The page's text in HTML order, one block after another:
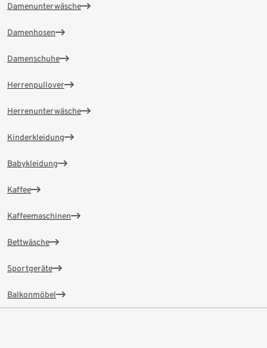
Damenunterwäsche
Damenhosen
Damenschuhe
Herrenpullover
Herrenunterwäsche
Kinderkleidung
Babykleidung
Kaffee
Kaffeemaschinen
Bettwäsche
Sportgeräte
Balkonmöbel